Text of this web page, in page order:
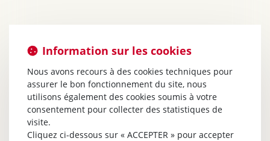
Information sur les cookies
Nous avons recours à des cookies techniques pour
assurer le bon fonctionnement du site, nous
utilisons également des cookies soumis à votre
consentement pour collecter des statistiques de
visite.
Cliquez ci-dessous sur « ACCEPTER » pour accepter